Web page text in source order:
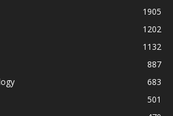
1905
1202
1132
887
683
501